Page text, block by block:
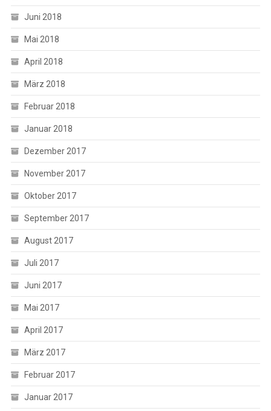
Juni 2018
Mai 2018
April 2018
März 2018
Februar 2018
Januar 2018
Dezember 2017
November 2017
Oktober 2017
September 2017
August 2017
Juli 2017
Juni 2017
Mai 2017
April 2017
März 2017
Februar 2017
Januar 2017